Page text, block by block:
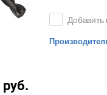
Добавить
руб.